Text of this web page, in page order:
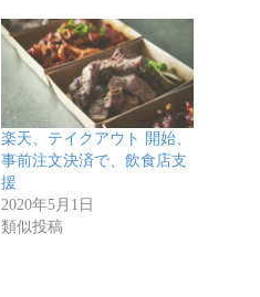
楽天、テイクアウト 開始、
事前注文決済で、飲食店支
援
2020年5月1日
類似投稿